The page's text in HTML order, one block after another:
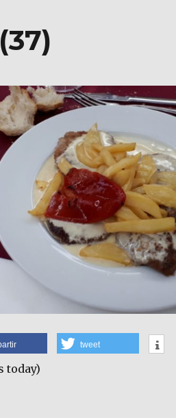
tweet
today)